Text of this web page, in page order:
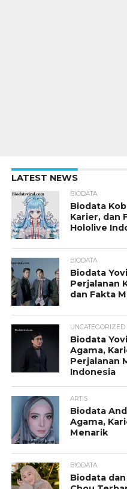
LATEST NEWS
BIODATA
Biodata
Karier, dan
Hololive
BIODATA
Biodata
Perjalanan
dan Fakta
UNCATEGORIZED
Biodata
Agama,
Perjalanan
Indonesia
ARTIS
Biodata
Agama,
Menarik
BIODATA
Biodata